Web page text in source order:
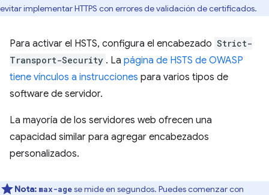
evitar implementar HTTPS con errores de validación de certificados.
Para activar el HSTS, configura el encabezado Strict-
Transport-Security . La página de HSTS de OWASP
tiene vínculos a instrucciones para varios tipos de
software de servidor.
La mayoría de los servidores web ofrecen una
capacidad similar para agregar encabezados
personalizados.
Nota: max-agese mide en segundos. Puedes comenzar con